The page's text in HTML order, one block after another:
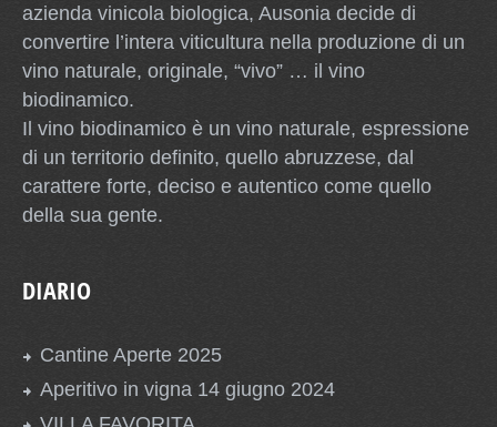
azienda vinicola biologica, Ausonia decide di
convertire l’intera viticultura nella produzione di un
vino naturale, originale, “vivo” … il vino
biodinamico.
Il vino biodinamico è un vino naturale, espressione
di un territorio definito, quello abruzzese, dal
carattere forte, deciso e autentico come quello
della sua gente.
DIARIO
Cantine Aperte 2025
Aperitivo in vigna 14 giugno 2024